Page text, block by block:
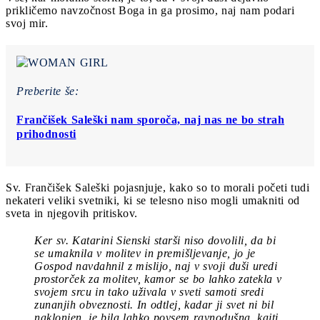
prikličemo navzočnost Boga in ga prosimo, naj nam podari
svoj mir.
Preberite še:
Frančišek Saleški nam sporoča, naj nas ne bo strah
prihodnosti
Sv. Frančišek Saleški pojasnjuje, kako so to morali početi tudi
nekateri veliki svetniki, ki se telesno niso mogli umakniti od
sveta in njegovih pritiskov.
Ker sv. Katarini Sienski starši niso dovolili, da bi
se umaknila v molitev in premišljevanje, jo je
Gospod navdahnil z mislijo, naj v svoji duši uredi
prostorček za molitev, kamor se bo lahko zatekla v
svojem srcu in tako uživala v sveti samoti sredi
zunanjih obveznosti. In odtlej, kadar ji svet ni bil
naklonjen, je bila lahko povsem ravnodušna, kajti,